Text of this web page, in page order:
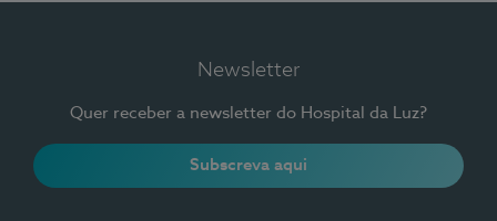
Newsletter
Quer receber a newsletter do Hospital da Luz?
Subscreva aqui